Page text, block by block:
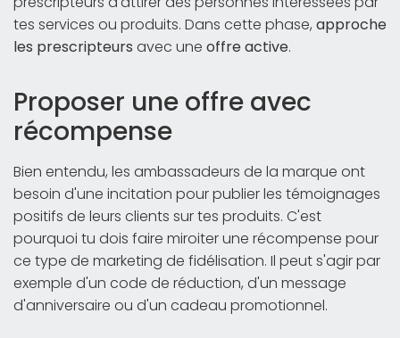
tes services ou produits. Dans cette phase, approche
les prescripteurs avec une offre active.
Proposer une offre avec
récompense
Bien entendu, les ambassadeurs de la marque ont
besoin d'une incitation pour publier les témoignages
positifs de leurs clients sur tes produits. C'est
pourquoi tu dois faire miroiter une récompense pour
ce type de marketing de fidélisation. Il peut s'agir par
exemple d'un code de réduction, d'un message
d'anniversaire ou d'un cadeau promotionnel.